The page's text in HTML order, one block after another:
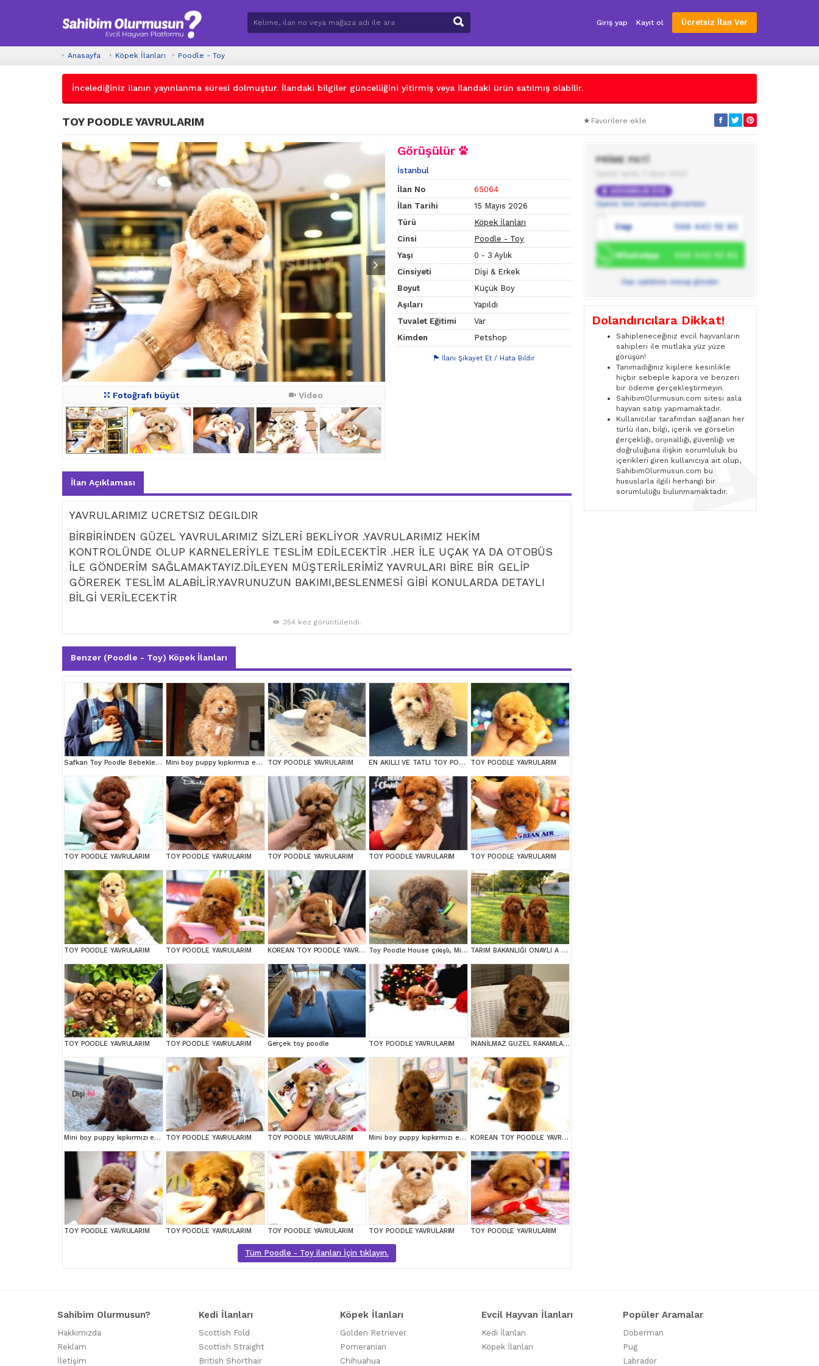
Giriş yap Kayıt ol Ücretsiz İlan Ver
Anasayfa Köpek İlanları Poodle - Toy
İncelediğiniz ilanın yayınlanma süresi dolmuştur. İlandaki bilgiler güncelliğini yitirmiş veya ilandaki ürün satılmış olabilir.
TOY POODLE YAVRULARIM Favorilere ekle
Fotoğrafı büyüt Video
Görüşülür
İstanbul
İlan No
65064
İlan Tarihi
15 Mayıs 2026
Türü
Köpek İlanları
Cinsi
Poodle - Toy
Yaşı
0 - 3 Aylık
Cinsiyeti
Dişi & Erkek
Boyut
Küçük Boy
Aşıları
Yapıldı
Tuvalet Eğitimi
Var
Kimden
Petshop
İlanı Şikayet Et / Hata Bildir
İlan Açıklaması
YAVRULARIMIZ UCRETSIZ DEGILDIR
BİRBİRİNDEN GÜZEL YAVRULARIMIZ SİZLERİ BEKLİYOR .YAVRULARIMIZ HEKİM
KONTROLÜNDE OLUP KARNELERİYLE TESLİM EDİLECEKTİR .HER İLE UÇAK YA DA OTOBÜS
İLE GÖNDERİM SAĞLAMAKTAYIZ.DİLEYEN MÜŞTERİLERİMİZ YAVRULARI BİRE BİR GELİP
GÖREREK TESLİM ALABİLİR.YAVRUNUZUN BAKIMI,BESLENMESİ GİBİ KONULARDA DETAYLI
BİLGİ VERİLECEKTİR
354 kez görüntülendi.
Benzer (Poodle - Toy) Köpek İlanları
Safkan Toy Poodle Bebeklerimiz Mini boy puppy kıpkırmızı ev üretimi TOOY POODLE TOY POODLE YAVRULARIM EN AKILLI VE TATLI TOY POODLE BEBEKLERIMIZ TOY POODLE YAVRULARIM
TOY POODLE YAVRULARIM TOY POODLE YAVRULARIM TOY POODLE YAVRULARIM TOY POODLE YAVRULARIM TOY POODLE YAVRULARIM
TOY POODLE YAVRULARIM TOY POODLE YAVRULARIM KOREAN TOY POODLE YAVRULARIM Toy Poodle House çıkışlı, Micro Boy Toy Poodle kızımız yeni ailesini arıyor TARIM BAKANLIĞI ONAYLI A KALİTE TOY YAVRULAR
TOY POODLE YAVRULARIM TOY POODLE YAVRULARIM Gerçek toy poodle TOY POODLE YAVRULARIM İNANİLMAZ GUZEL RAKAMLARA GERÇEK TOY YAVRULAR
Mini boy puppy kıpkırmızı ev üretimi TOOY POODLE TOY POODLE YAVRULARIM TOY POODLE YAVRULARIM Mini boy puppy kıpkırmızı ev üretimi yavrularımız TOOY POODLE KOREAN TOY POODLE YAVRULARIM
TOY POODLE YAVRULARIM TOY POODLE YAVRULARIM TOY POODLE YAVRULARIM TOY POODLE YAVRULARIM TOY POODLE YAVRULARIM
Tüm Poodle - Toy ilanları İçin tıklayın.
PRİME PATİ
GÜVENİLİR ÜYE
Üyenin tüm ilanlarını görüntüle
Cep 546 442 52 83
WhatsApp 546 442 52 83
İlan sahibine mesaj gönder
Dolandırıcılara Dikkat!
Sahipleneceğiniz evcil hayvanların
sahipleri ile mutlaka yüz yüze
görüşün!
Tanımadığınız kişilere kesinlikle
hiçbir sebeple kapora ve benzeri
bir ödeme gerçekleştirmeyin.
SahibimOlurmusun.com sitesi asla
hayvan satışı yapmamaktadır.
Kullanıcılar tarafından sağlanan her
türlü ilan, bilgi, içerik ve görselin
gerçekliği, orijinalliği, güvenliği ve
doğruluğuna ilişkin sorumluluk bu
içerikleri giren kullanıcıya ait olup,
SahibimOlurmusun.com bu
hususlarla ilgili herhangi bir
sorumluluğu bulunmamaktadır.
Sahibim Olurmusun?
Hakkımızda
Reklam
İletişim
Kedi İlanları
Scottish Fold
Scottish Straight
British Shorthair
Köpek İlanları
Golden Retriever
Pomeranian
Chihuahua
Evcil Hayvan İlanları
Kedi İlanları
Köpek İlanları
Popüler Aramalar
Doberman
Pug
Labrador